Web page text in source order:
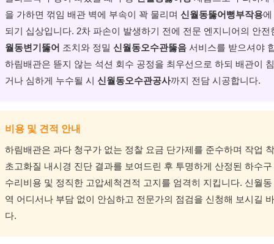
을 가하면 꺾임 배관 벽에 부속이 꽉 물리며 신월동뚫어뻥부작용에
되기 십상입니다. 2차 파손이 발생하기 전에 전문 엔지니어의 안
월동변기뚫어 조치와 정밀 신월동오수관뚫음서비스를 받으셔야
하림배관은 뜯지 않는 석션 회수 공정을 최우선으로 하되 배관이
거나 심하게 누수될 시 신월동오수관공사까지 전담 시공합니다.
비용 및 견적 안내
하림배관은 과다 청구가 없는 정찰 요금 단가제를 준수하며 작업
초고화질 내시경 진단 결과를 보여드린 후 투명하게 산정된 하수구
수리비용 및 정직한 고압세척견적 고지를 엄격히 지킵니다. 신월동
역 어디서나 부담 없이 안심하고 전문가의 점검을 신청해 보시길
다.